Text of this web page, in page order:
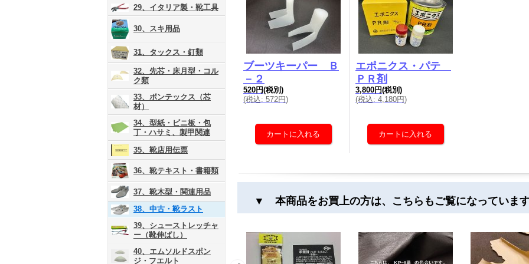
29、イタリア製・靴工具
30、スキ用品
31、タックス・釘類
32、先芯・床月型・コル
ク類
33、ボンテックス（芯
材）
34、型紙・ビニ板・包
丁・ハサミ、製甲関連
35、靴店用伝票
36、靴テキスト・書籍類
37、靴木型・関連用品
38、中古・靴ラスト
39、シューストレッチャ
ー（靴伸ばし）
40、エムソルドスポン
ジ・フエルト
ブーツキーパー Ｂ
－２
520円(税別)
(税込: 572円)
エポニクス・パテ
ＰＲ剤
3,800円(税別)
(税込: 4,180円)
▼ 本商品をお買上の方は、こちらもご覧になっていま